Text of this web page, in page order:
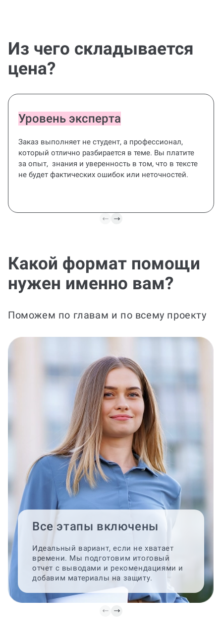
Из чего складывается
цена?
Уровень эксперта
Заказ выполняет не студент, а профессионал,
который отлично разбирается в теме. Вы платите
за опыт, знания и уверенность в том, что в тексте
не будет фактических ошибок или неточностей.
Какой формат помощи
нужен именно вам?
Поможем по главам и по всему проекту
Все этапы включены
Идеальный вариант, если не хватает
времени. Мы подготовим итоговый
отчет с выводами и рекомендациями и
добавим материалы на защиту.